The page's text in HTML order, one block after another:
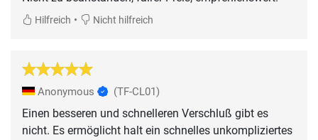
Hilfreich • Nicht hilfreich
Anonymous (TF-CL01)
Einen besseren und schnelleren Verschluß gibt es
nicht. Es ermöglicht halt ein schnelles unkompliziertes